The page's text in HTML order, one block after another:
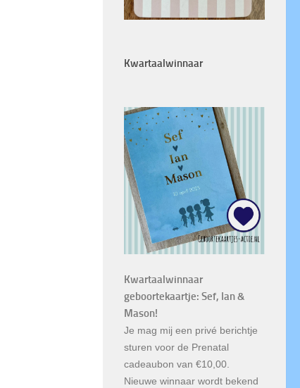
Kwartaalwinnaar
Kwartaalwinnaar
geboortekaartje: Sef, Ian &
Mason!
Je mag mij een privé berichtje
sturen voor de Prenatal
cadeaubon van €10,00.
Nieuwe winnaar wordt bekend